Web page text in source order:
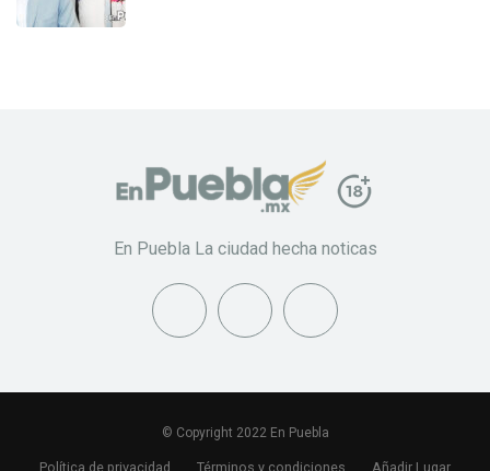
En Puebla La ciudad hecha noticas
© Copyright 2022 En Puebla
Política de privacidad Términos y condiciones Añadir Lugar